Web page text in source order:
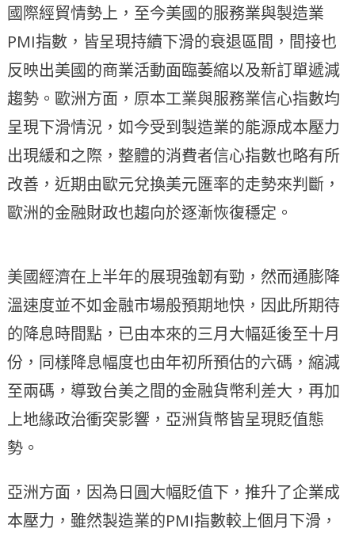
國際經貿情勢上，至今美國的服務業與製造業
PMI指數，皆呈現持續下滑的衰退區間，間接也
反映出美國的商業活動面臨萎縮以及新訂單遞減
趨勢。歐洲方面，原本工業與服務業信心指數均
呈現下滑情況，如今受到製造業的能源成本壓力
出現緩和之際，整體的消費者信心指數也略有所
改善，近期由歐元兌換美元匯率的走勢來判斷，
歐洲的金融財政也趨向於逐漸恢復穩定。
美國經濟在上半年的展現強韌有勁，然而通膨降
溫速度並不如金融市場般預期地快，因此所期待
的降息時間點，已由本來的三月大幅延後至十月
份，同樣降息幅度也由年初所預估的六碼，縮減
至兩碼，導致台美之間的金融貨幣利差大，再加
上地緣政治衝突影響，亞洲貨幣皆呈現貶值態
勢。
亞洲方面，因為日圓大幅貶值下，推升了企業成
本壓力，雖然製造業的PMI指數較上個月下滑，